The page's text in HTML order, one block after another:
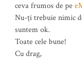
ceva frumos de pe
Nu-ți trebuie nimic
suntem ok.
Toate cele bune!
Cu drag,